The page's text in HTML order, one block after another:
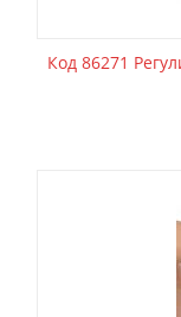
Код 86271